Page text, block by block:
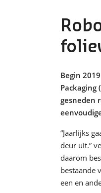
Begin
Packaging
gesneden
“Jaarlijks
deur uit.”
daarom
bestaande
een en